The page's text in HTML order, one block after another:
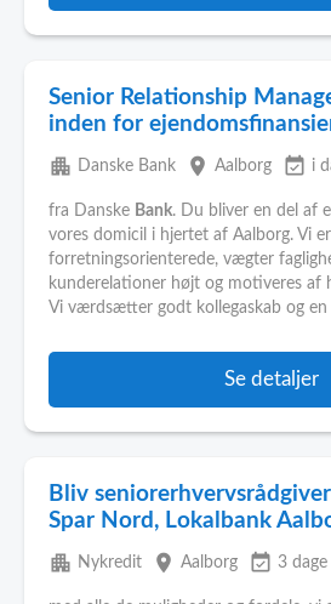
Senior Relationship
inden for
apartment Danske Bank place Aalborg event_available i
fra Danske Bank. Du bliver en del af
vores domicil i hjertet af Aalborg. Vi er
forretningsorienterede, vægter
kunderelationer højt og motiveres af
Vi værdsætter godt kollegaskab og en
Se detaljer
Bliv
Spar Nord, Lokalbank
apartment Nykredit place Aalborg event_available 3 dage